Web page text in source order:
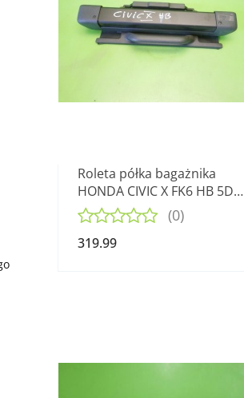
Roleta półka bagażnika
HONDA CIVIC X FK6 HB 5D
15-19
(0)
319.99